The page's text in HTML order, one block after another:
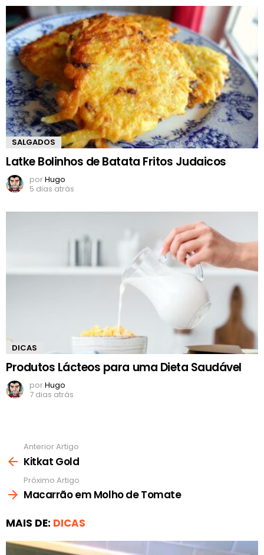
SALGADOS
Latke Bolinhos de Batata Fritos Judaicos
porHugo
5 dias atrás
DICAS
Produtos Lácteos para uma Dieta Saudável
porHugo
7 dias atrás
mais
Anterior Artigo
Kitkat Gold
Próximo Artigo
Macarrão em Molho de Tomate
MAIS DE: DICAS